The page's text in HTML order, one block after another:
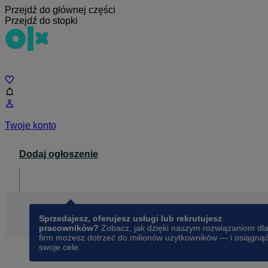
Przejdź do głównej części
Przejdź do stopki
Twoje konto
Dodaj ogłoszenie
Sprzedajesz, oferujesz usługi lub rekrutujesz
pracowników? Zobacz, jak dzięki naszym rozwiązaniom dla
firm możesz dotrzeć do milionów użytkowników — i osiągnąć
swoje cele.